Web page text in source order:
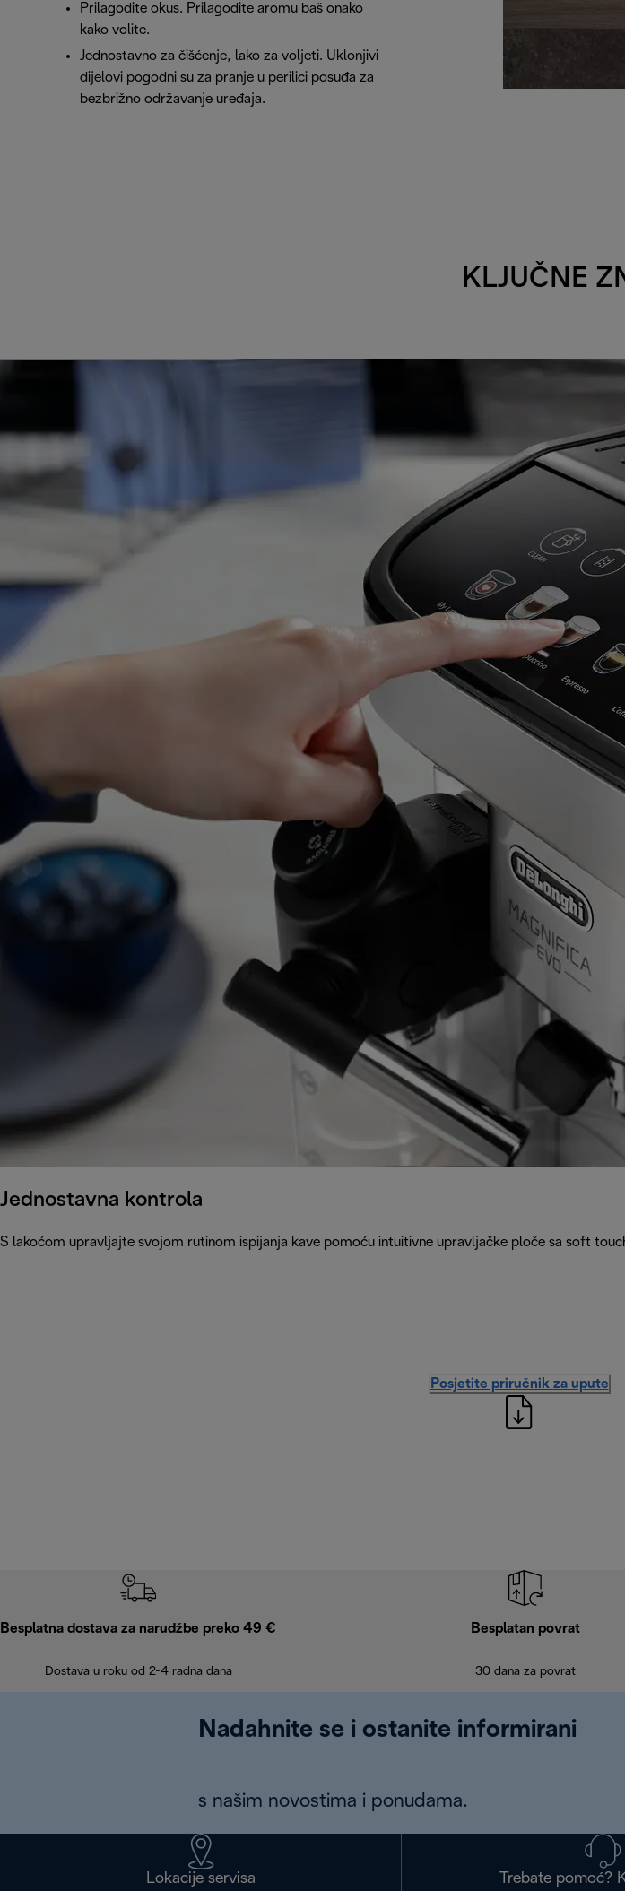
Prilagodite okus. Prilagodite aromu baš onako
kako volite.
Jednostavno za čišćenje, lako za voljeti. Uklonjivi
dijelovi pogodni su za pranje u perilici posuđa za
bezbrižno održavanje uređaja.
KLJUČNE
Jednostavna kontrola
S lakoćom upravljajte svojom rutinom ispijanja kave pomoću intuitivne upravljačke ploče sa soft
Posjetite priručnik za upute
Besplatna dostava za narudžbe preko 49 €
Dostava u roku od 2-4 radna dana
Besplatan povrat
30 dana za povrat
Nadahnite se i ostanite informirani
s našim novostima i ponudama.
Lokacije servisa Trebate pomoć?